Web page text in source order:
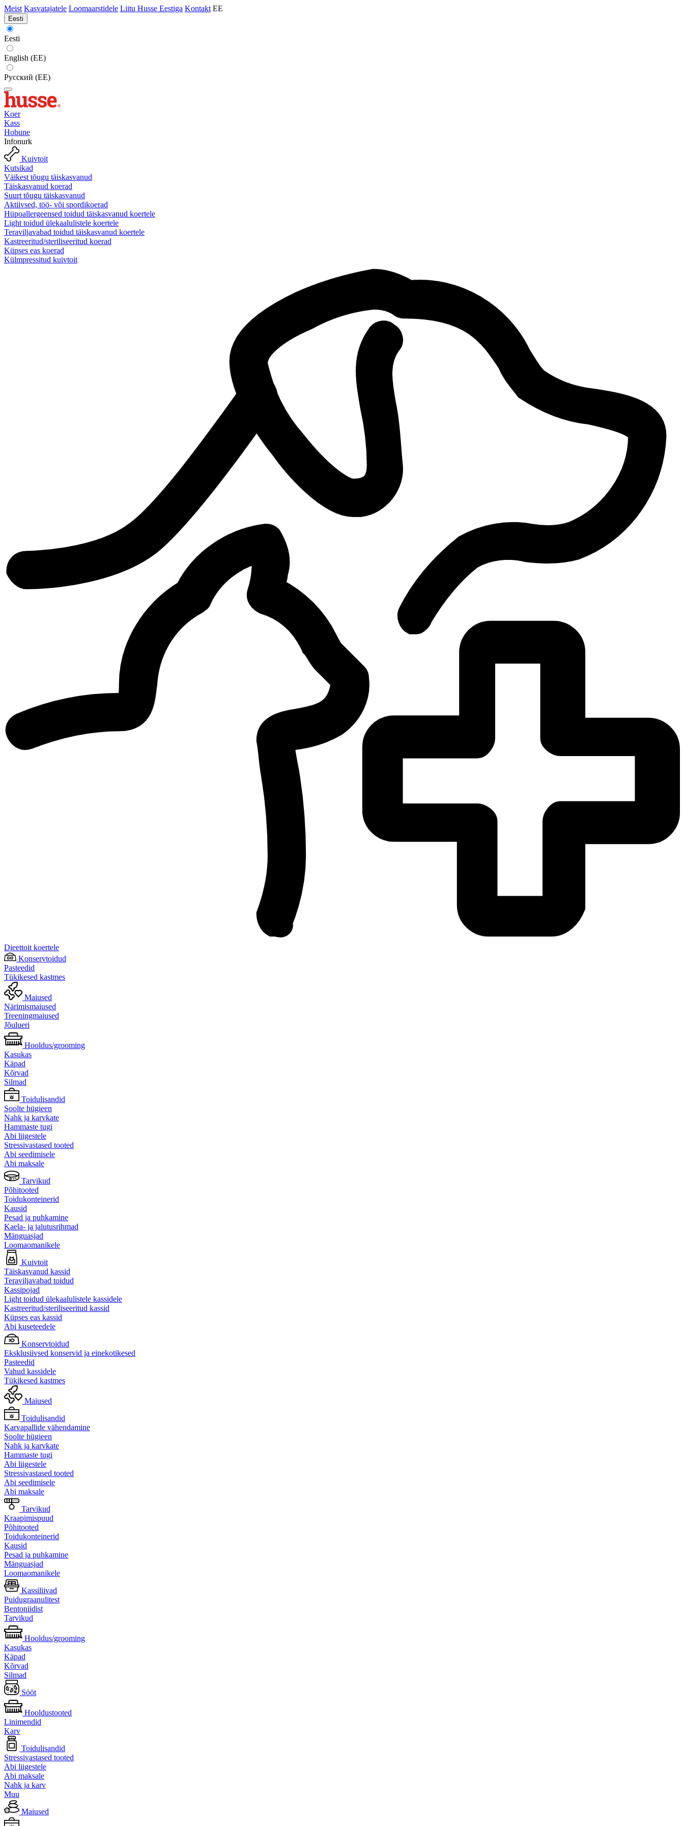
Meist Kasvatajatele Loomaarstidele Liitu Husse Eestiga Kontakt EE
Eesti
Eesti
English (EE)
Русский (EE)
Koer
Kass
Hobune
Infonurk
Kuivtoit
Kutsikad
Väikest tõugu täiskasvanud
Täiskasvanud koerad
Suurt tõugu täiskasvanud
Aktiivsed, töö- või spordikoerad
Hüpoallergeensed toidud täiskasvanud koertele
Light toidud ülekaalulistele koertele
Teraviljavabad toidud täiskasvanud koertele
Kastreeritud/steriliseeritud koerad
Küpses eas koerad
Külmpressitud kuivtoit
Dieettoit koertele
Konservtoidud
Pasteedid
Tükikesed kastmes
Maiused
Närimismaiused
Treeningmaiused
Jõulueri
Hooldus/grooming
Kasukas
Käpad
Kõrvad
Silmad
Toidulisandid
Soolte hügieen
Nahk ja karvkate
Hammaste tugi
Abi liigestele
Stressivastased tooted
Abi seedimisele
Abi maksale
Tarvikud
Põhitooted
Toidukonteinerid
Kausid
Pesad ja puhkamine
Kaela- ja jalutusrihmad
Mänguasjad
Loomaomanikele
Kuivtoit
Täiskasvanud kassid
Teraviljavabad toidud
Kassipojad
Light toidud ülekaalulistele kassidele
Kastreeritud/steriliseeritud kassid
Küpses eas kassid
Abi kuseteedele
Konservtoidud
Eksklusiivsed konservid ja einekotikesed
Pasteedid
Vahud kassidele
Tükikesed kastmes
Maiused
Toidulisandid
Karvapallide vähendamine
Soolte hügieen
Nahk ja karvkate
Hammaste tugi
Abi liigestele
Stressivastased tooted
Abi seedimisele
Abi maksale
Tarvikud
Kraapimispuud
Põhitooted
Toidukonteinerid
Kausid
Pesad ja puhkamine
Mänguasjad
Loomaomanikele
Kassiliivad
Puidugraanulitest
Bentoniidist
Tarvikud
Hooldus/grooming
Kasukas
Käpad
Kõrvad
Silmad
Sööt
Hooldustooted
Linimendid
Karv
Toidulisandid
Stressivastased tooted
Abi liigestele
Abi maksale
Nahk ja karv
Muu
Maiused